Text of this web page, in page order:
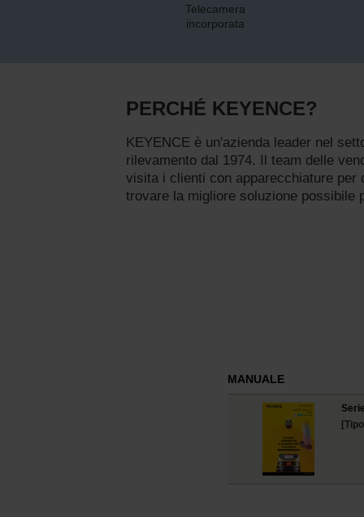
Telecamera
incorporata
PERCHÉ KEYENCE?
KEYENCE è un'azienda leader nel
rilevamento dal 1974. Il team delle
visita i clienti con apparecchiature per
trovare la migliore soluzione possibile
MANUALE